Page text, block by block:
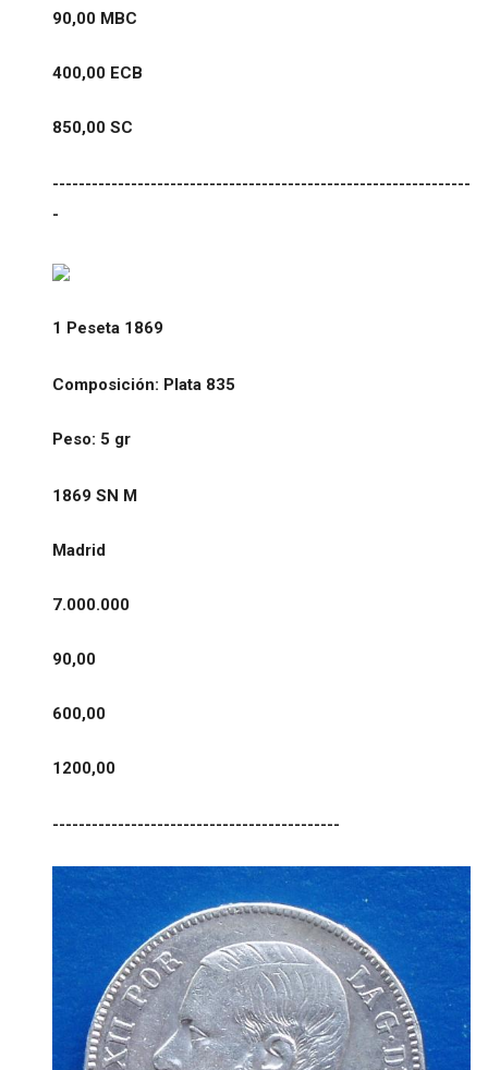
90,00 MBC
400,00 ECB
850,00 SC
----------------------------------------------------------------
-
1 Peseta 1869
Composición: Plata 835
Peso: 5 gr
1869 SN M
Madrid
7.000.000
90,00
600,00
1200,00
--------------------------------------------